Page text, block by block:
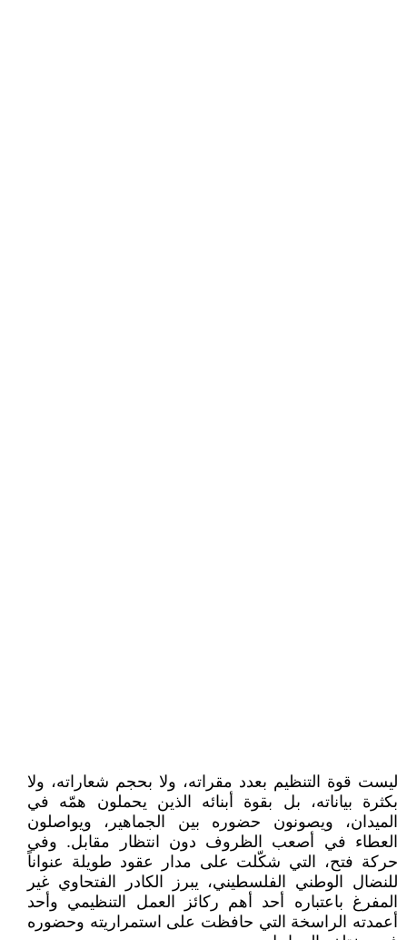
ليست قوة التنظيم بعدد مقراته، ولا بحجم شعاراته، ولا
بكثرة بياناته، بل بقوة أبنائه الذين يحملون همّه في
الميدان، ويصونون حضوره بين الجماهير، ويواصلون
العطاء في أصعب الظروف دون انتظار مقابل. وفي
حركة فتح، التي شكّلت على مدار عقود طويلة عنواناً
للنضال الوطني الفلسطيني، يبرز الكادر الفتحاوي غير
المفرغ باعتباره أحد أهم ركائز العمل التنظيمي وأحد
أعمدته الراسخة التي حافظت على استمراريته وحضوره